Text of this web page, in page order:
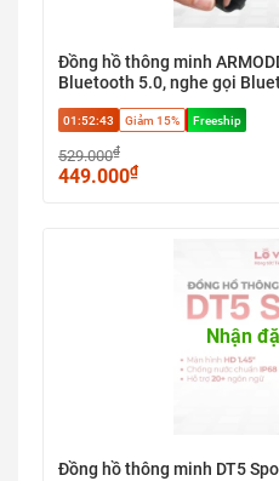
Đồng hồ thông minh
Bluetooth 5.0, nghe gọi
01:52:43 Giảm 15% Freeship
529.000₫
449.000₫
Nhận
Đồng hồ thông minh DT5